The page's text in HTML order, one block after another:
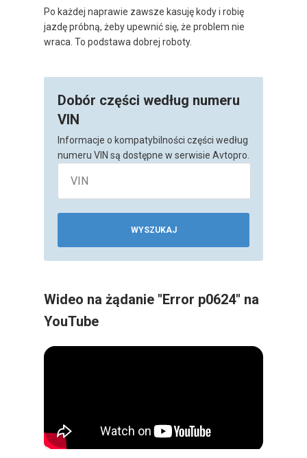
Po każdej naprawie zawsze kasuję kody i robię
jazdę próbną, żeby upewnić się, że problem nie
wraca. To podstawa dobrej roboty.
Dobór części według numeru
VIN
Informacje o kompatybilności części według
numeru VIN są dostępne w serwisie Avtopro.
WYSZUKAJ
Wideo na żądanie "Error p0624" na
YouTube